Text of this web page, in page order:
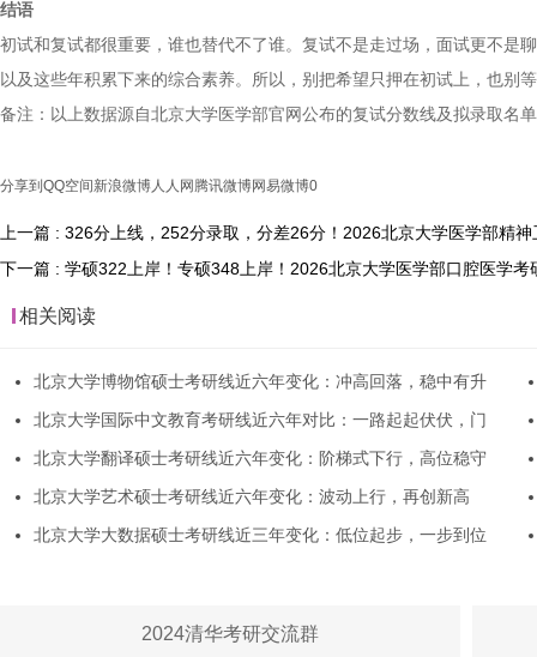
结语
初试和复试都很重要，谁也替代不了谁。复试不是走过场，面试更不是
以及这些年积累下来的综合素养。所以，别把希望只押在初试上，也别
备注：以上数据源自北京大学医学部官网公布的复试分数线及拟录取名
分享到 QQ空间 新浪微博人人网 腾讯微博网易微博0
上一篇 : 326分上线，252分录取，分差26分！2026北京大学医学部精
下一篇 : 学硕322上岸！专硕348上岸！2026北京大学医学部口腔医学考
相关阅读
北京大学博物馆硕士考研线近六年变化：冲高回落，稳中有升
北京大学国际中文教育考研线近六年对比：一路起起伏伏，门
北京大学翻译硕士考研线近六年变化：阶梯式下行，高位稳守
北京大学艺术硕士考研线近六年变化：波动上行，再创新高
北京大学大数据硕士考研线近三年变化：低位起步，一步到位
2024清华考研交流群